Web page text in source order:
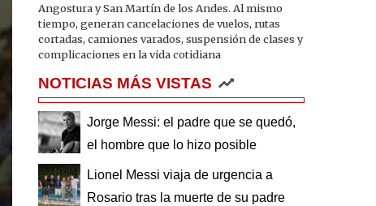
Angostura y San Martín de los Andes. Al mismo
tiempo, generan cancelaciones de vuelos, rutas
cortadas, camiones varados, suspensión de clases y
complicaciones en la vida cotidiana
NOTICIAS MÁS VISTAS
Jorge Messi: el padre que se quedó,
el hombre que lo hizo posible
Lionel Messi viaja de urgencia a
Rosario tras la muerte de su padre